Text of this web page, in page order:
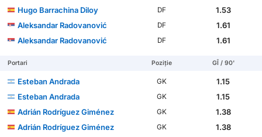
Hugo Barrachina Diloy
DF
1.53
Aleksandar Radovanović
DF
1.61
Aleksandar Radovanović
DF 1.61
Portari Poziție GÎ / 90'
Esteban Andrada GK
1.15
Esteban Andrada
GK
1.15
Adrián Rodríguez Giménez
GK
1.38
Adrián Rodríguez Giménez
GK
1.38